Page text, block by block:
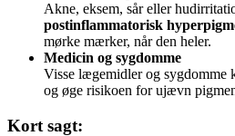
Akne, eksem, sår eller
postinflammatorisk
mørke mærker, når den heler.
Medicin og sygdomme
Visse lægemidler og sygdomme
og øge risikoen for ujævn
Kort sagt: